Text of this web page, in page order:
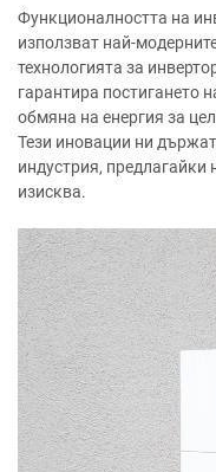
Функционалността на
използват най-
технологията за
гарантира постигането
обмяна на енергия за
Тези иновации ни
индустрия, предлагайки
изисква.